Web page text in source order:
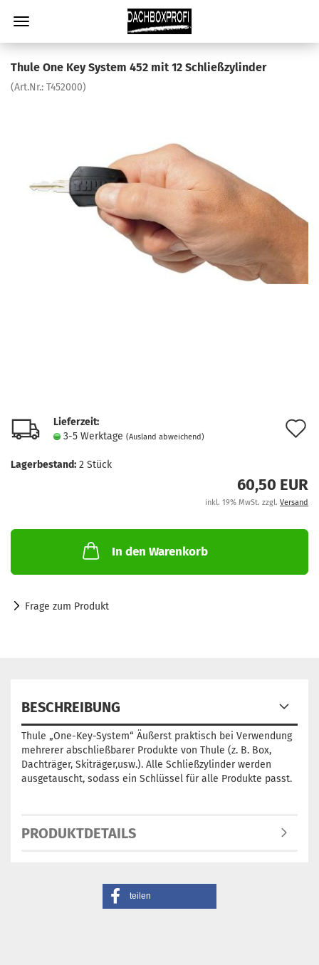
Thule One Key System 452 mit 12 Schließzylinder
(Art.Nr.: T452000)
Lieferzeit:
3-5 Werktage (Ausland abweichend)
Lagerbestand: 2 Stück
60,50 EUR
inkl. 19% MwSt. zzgl. Versand
In den Warenkorb
Frage zum Produkt
BESCHREIBUNG
Thule „One-Key-System“ Äußerst praktisch bei Verwendung
mehrerer abschließbarer Produkte von Thule (z. B. Box,
Dachträger, Skiträger,usw.). Alle Schließzylinder werden
ausgetauscht, sodass ein Schlüssel für alle Produkte passt.
PRODUKTDETAILS
teilen